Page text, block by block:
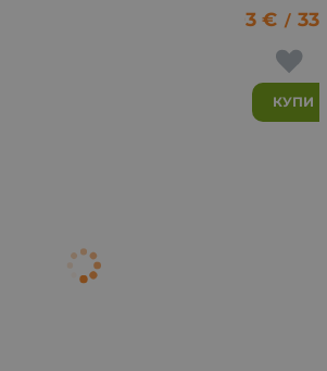
17.03 € /
КУПИ